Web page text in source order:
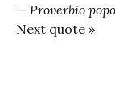
— Proverbio
Next quote »